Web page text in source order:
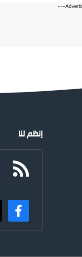
إنظم لنا